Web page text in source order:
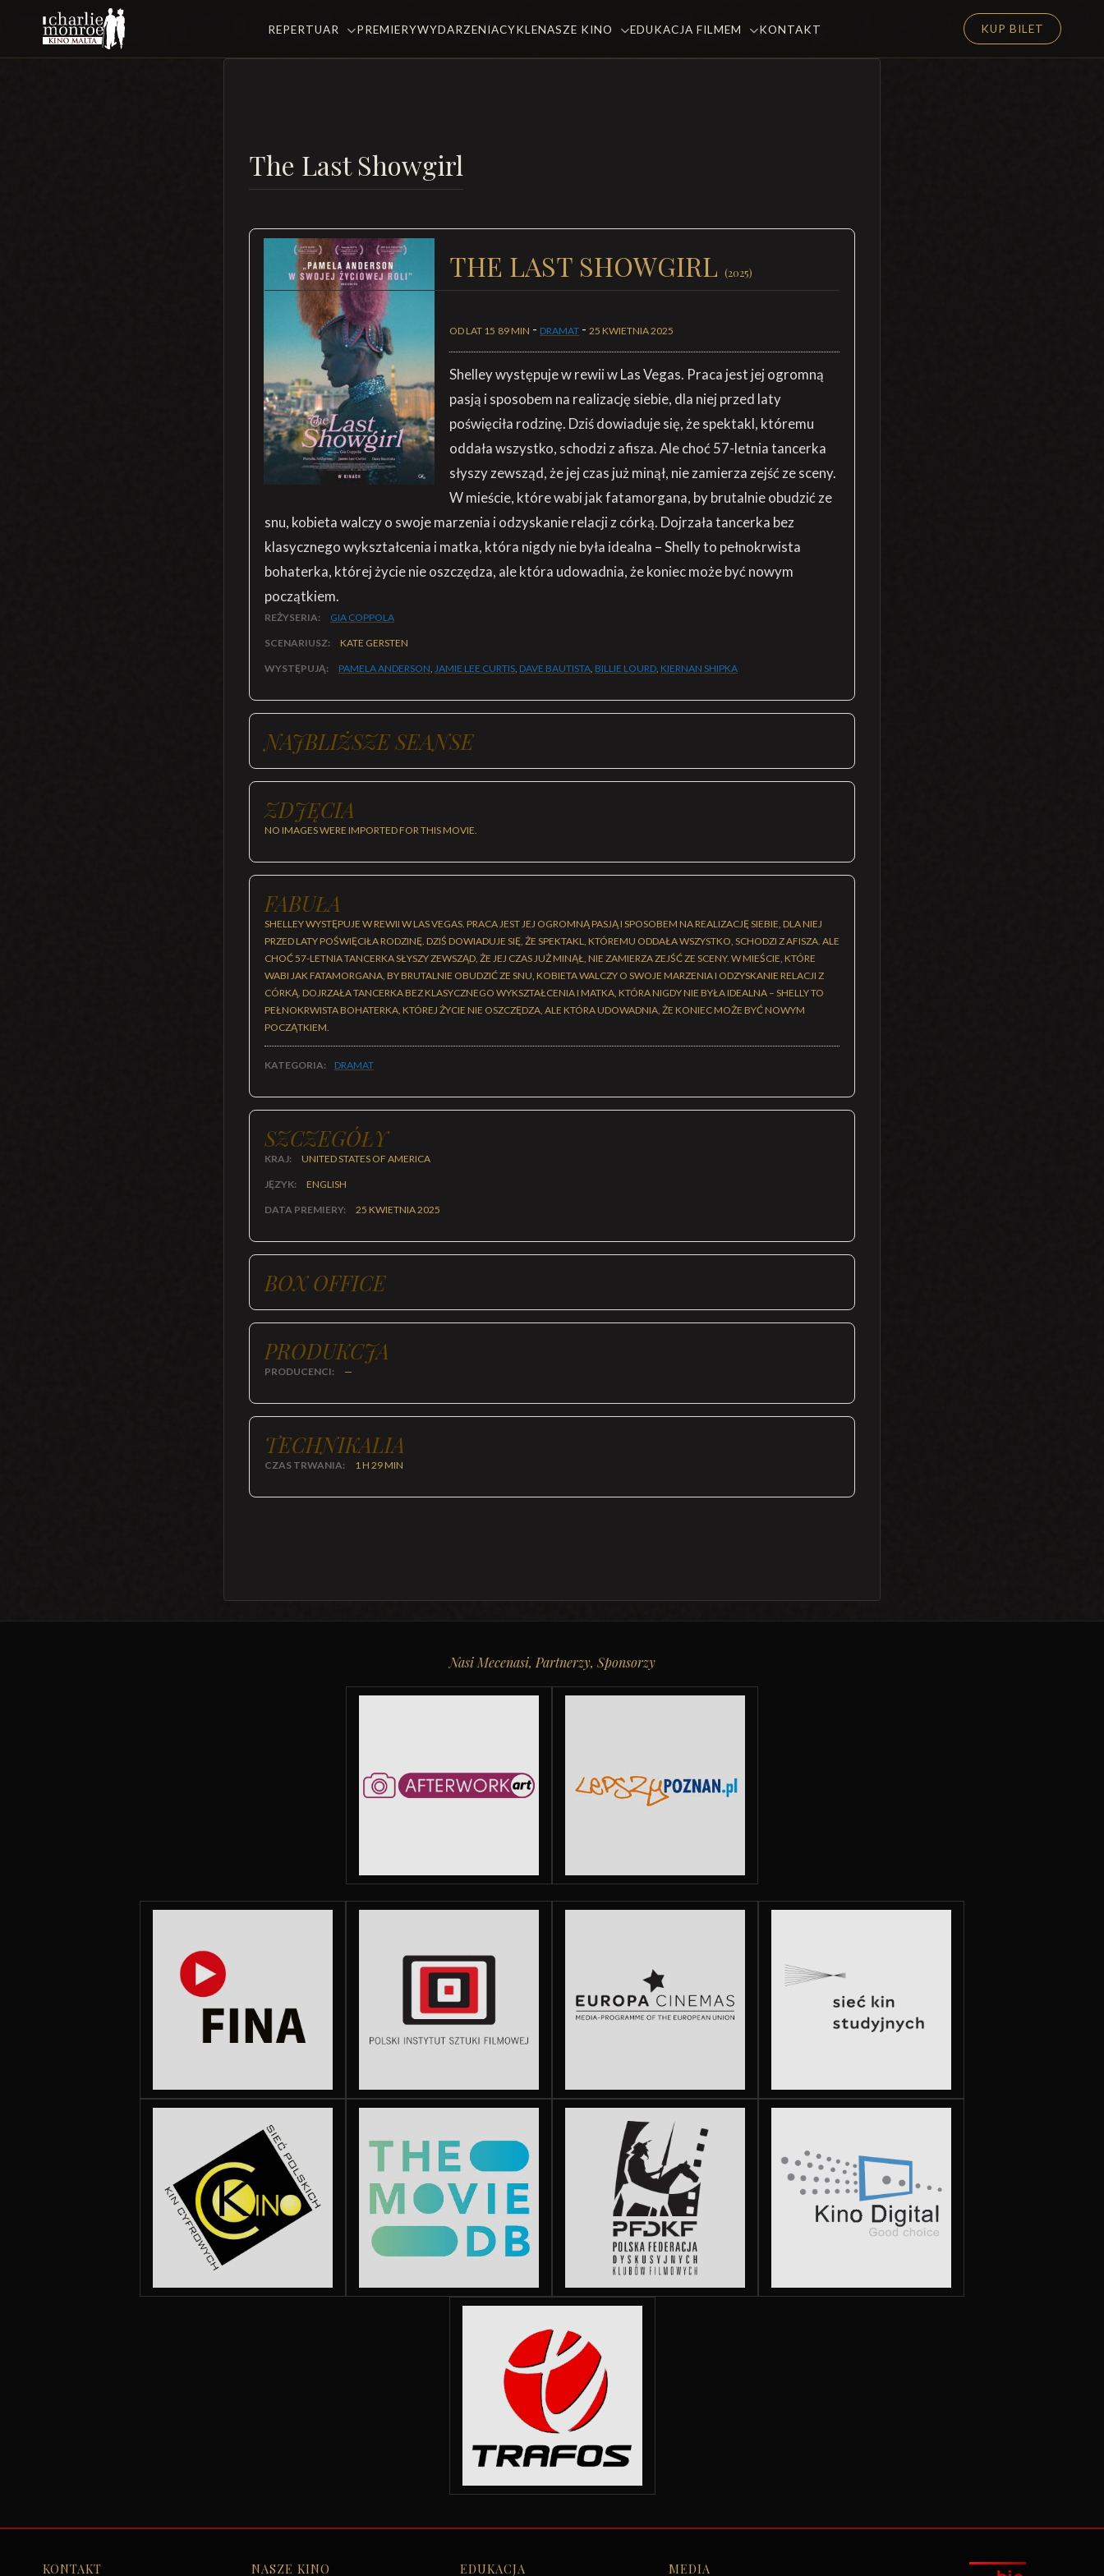
REPERTUAR PREMIERYWYDARZENIACYKLENASZE KINO EDUKACJA FILMEM KONTAKT KUP BILET
The Last Showgirl
THE LAST SHOWGIRL (2025)
OD LAT 15 89 MIN - DRAMAT - 25 KWIETNIA 2025
Shelley występuje w rewii w Las Vegas. Praca jest jej ogromną
pasją i sposobem na realizację siebie, dla niej przed laty
poświęciła rodzinę. Dziś dowiaduje się, że spektakl, któremu
oddała wszystko, schodzi z afisza. Ale choć 57-letnia tancerka
słyszy zewsząd, że jej czas już minął, nie zamierza zejść ze sceny.
W mieście, które wabi jak fatamorgana, by brutalnie obudzić ze
snu, kobieta walczy o swoje marzenia i odzyskanie relacji z córką. Dojrzała tancerka bez
klasycznego wykształcenia i matka, która nigdy nie była idealna – Shelly to pełnokrwista
bohaterka, której życie nie oszczędza, ale która udowadnia, że koniec może być nowym
początkiem.
REŻYSERIA: GIA COPPOLA
SCENARIUSZ: KATE GERSTEN
WYSTĘPUJĄ: PAMELA ANDERSON, JAMIE LEE CURTIS, DAVE BAUTISTA, BILLIE LOURD, KIERNAN SHIPKA
NAJBLIŻSZE SEANSE
ZDJĘCIA
NO IMAGES WERE IMPORTED FOR THIS MOVIE.
FABUŁA
SHELLEY WYSTĘPUJE W REWII W LAS VEGAS. PRACA JEST JEJ OGROMNĄ PASJĄ I SPOSOBEM NA REALIZACJĘ SIEBIE, DLA NIEJ
PRZED LATY POŚWIĘCIŁA RODZINĘ. DZIŚ DOWIADUJE SIĘ, ŻE SPEKTAKL, KTÓREMU ODDAŁA WSZYSTKO, SCHODZI Z AFISZA. ALE
CHOĆ 57-LETNIA TANCERKA SŁYSZY ZEWSZĄD, ŻE JEJ CZAS JUŻ MINĄŁ, NIE ZAMIERZA ZEJŚĆ ZE SCENY. W MIEŚCIE, KTÓRE
WABI JAK FATAMORGANA, BY BRUTALNIE OBUDZIĆ ZE SNU, KOBIETA WALCZY O SWOJE MARZENIA I ODZYSKANIE RELACJI Z
CÓRKĄ. DOJRZAŁA TANCERKA BEZ KLASYCZNEGO WYKSZTAŁCENIA I MATKA, KTÓRA NIGDY NIE BYŁA IDEALNA – SHELLY TO
PEŁNOKRWISTA BOHATERKA, KTÓREJ ŻYCIE NIE OSZCZĘDZA, ALE KTÓRA UDOWADNIA, ŻE KONIEC MOŻE BYĆ NOWYM
POCZĄTKIEM.
KATEGORIA: DRAMAT
SZCZEGÓŁY
KRAJ: UNITED STATES OF AMERICA
JĘZYK: ENGLISH
DATA PREMIERY: 25 KWIETNIA 2025
BOX OFFICE
PRODUKCJA
PRODUCENCI: —
TECHNIKALIA
CZAS TRWANIA: 1 H 29 MIN
Nasi Mecenasi, Partnerzy, Sponsorzy
KONTAKT NASZE KINO EDUKACJA MEDIA